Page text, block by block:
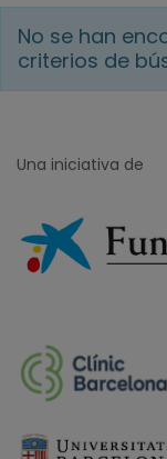
No se han
criterios de
Una iniciativa de